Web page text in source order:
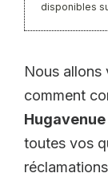
disponibles
Nous allons
comment
Hugavenue
toutes vos